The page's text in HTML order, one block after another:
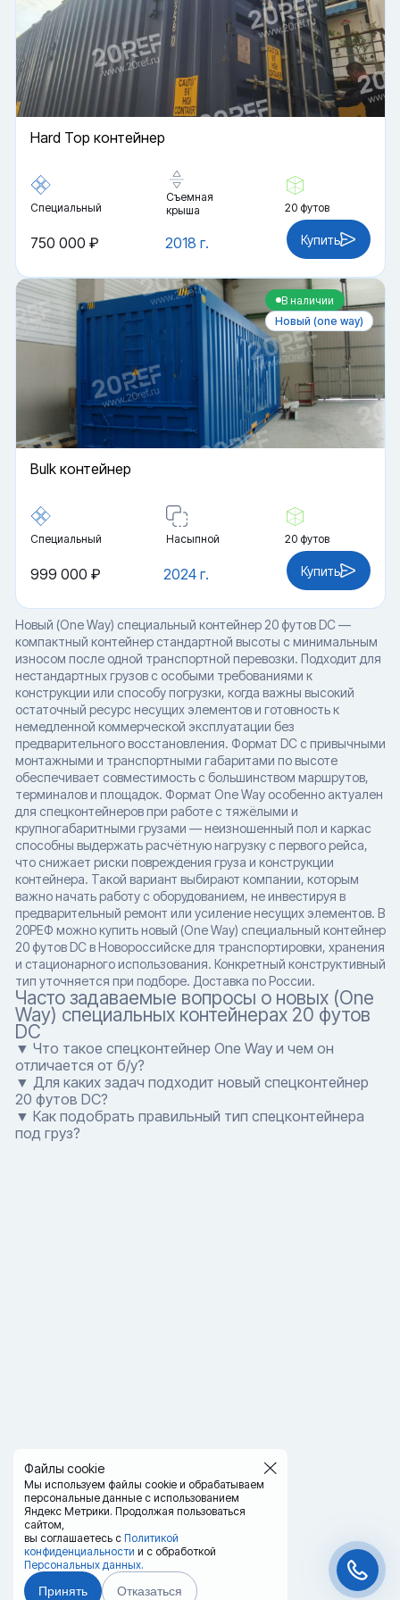
Файлы cookie
Мы используем файлы cookie и обрабатываем
персональные данные с использованием
Яндекс Метрики. Продолжая пользоваться
сайтом,
вы соглашаетесь с Политикой
конфиденциальности и с обработкой
Персональных данных.
Принять Отказаться
Hard Top контейнер
Специальный
Съемная
крыша
20 футов
2018 г.
750 000 ₽ Купить
В наличии
Новый (one way)
Bulk контейнер
Специальный Насыпной 20 футов
2024 г.
999 000 ₽ Купить
Новый (One Way) специальный контейнер 20 футов DC —
компактный контейнер стандартной высоты с минимальным
износом после одной транспортной перевозки. Подходит для
нестандартных грузов с особыми требованиями к
конструкции или способу погрузки, когда важны высокий
остаточный ресурс несущих элементов и готовность к
немедленной коммерческой эксплуатации без
предварительного восстановления. Формат DC с привычными
монтажными и транспортными габаритами по высоте
обеспечивает совместимость с большинством маршрутов,
терминалов и площадок. Формат One Way особенно актуален
для спецконтейнеров при работе с тяжёлыми и
крупногабаритными грузами — неизношенный пол и каркас
способны выдержать расчётную нагрузку с первого рейса,
что снижает риски повреждения груза и конструкции
контейнера. Такой вариант выбирают компании, которым
важно начать работу с оборудованием, не инвестируя в
предварительный ремонт или усиление несущих элементов. В
20РЕФ можно купить новый (One Way) специальный контейнер
20 футов DC в Новороссийске для транспортировки, хранения
и стационарного использования. Конкретный конструктивный
тип уточняется при подборе. Доставка по России.
Часто задаваемые вопросы о новых (One
Way) специальных контейнерах 20 футов
DC
▼ Что такое спецконтейнер One Way и чем он
отличается от б/у?
▼ Для каких задач подходит новый спецконтейнер
20 футов DC?
▼ Как подобрать правильный тип спецконтейнера
под груз?